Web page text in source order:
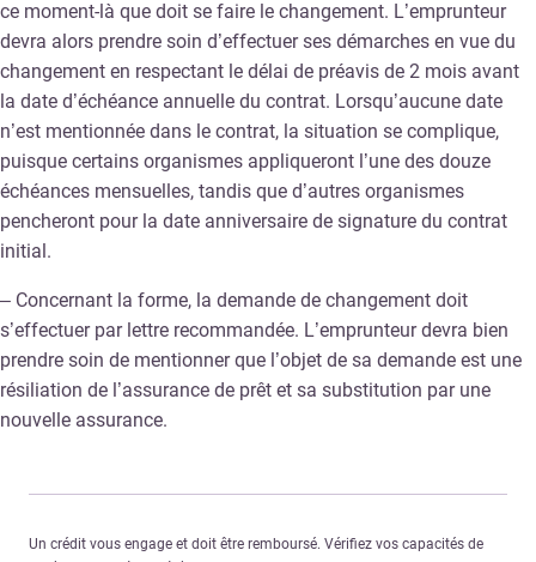
ce moment-là que doit se faire le changement. L’emprunteur
devra alors prendre soin d’effectuer ses démarches en vue du
changement en respectant le délai de préavis de 2 mois avant
la date d’échéance annuelle du contrat. Lorsqu’aucune date
n’est mentionnée dans le contrat, la situation se complique,
puisque certains organismes appliqueront l’une des douze
échéances mensuelles, tandis que d’autres organismes
pencheront pour la date anniversaire de signature du contrat
initial.
– Concernant la forme, la demande de changement doit
s’effectuer par lettre recommandée. L’emprunteur devra bien
prendre soin de mentionner que l’objet de sa demande est une
résiliation de l’assurance de prêt et sa substitution par une
nouvelle assurance.
Un crédit vous engage et doit être remboursé. Vérifiez vos capacités de